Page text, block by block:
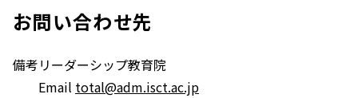
お問い合わせ先
備考リーダーシップ教育院
Email total@adm.isct.ac.jp